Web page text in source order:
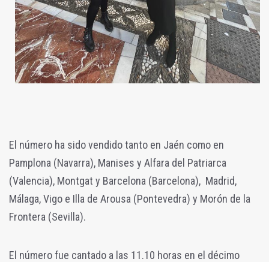
El número ha sido vendido tanto en Jaén como en
Pamplona (Navarra), Manises y Alfara del Patriarca
(Valencia), Montgat y Barcelona (Barcelona), Madrid,
Málaga, Vigo e Illa de Arousa (Pontevedra) y Morón de la
Frontera (Sevilla).
El número fue cantado a las 11.10 horas en el décimo